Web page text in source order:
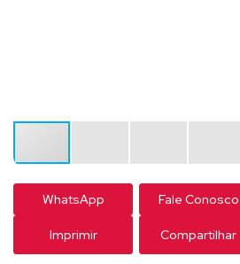
WhatsApp Fale Conosco
Imprimir Compartilhar